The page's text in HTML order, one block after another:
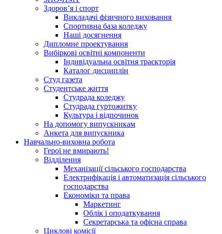
Здоров’я і спорт
Викладачі фізичного виховання
Спортивна база коледжу
Наші досягнення
Дипломне проектування
Вибіркові освітні компоненти
Індивідуальна освітня траєкторія
Каталог дисциплін
Студ газета
Студентське життя
Студрада коледжу
Студрада гуртожитку
Культура і відпочинок
На допомогу випускникам
Анкета для випускника
Навчально-виховна робота
Герої не вмирають!
Відділення
Механізації сільського господарства
Електрифікація і автоматизація сільського
господарства
Економіки та права
Маркетинг
Облік і оподаткування
Секретарська та офісна справа
Циклові комісії